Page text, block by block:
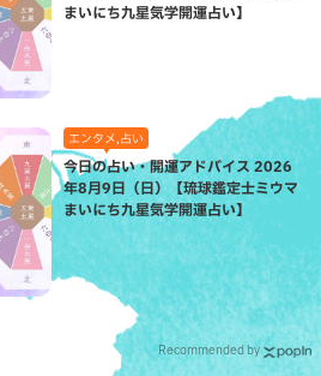
まいにち九星気学開運占い】
エンタメ,占い
今日の占い・開運アドバイス 2026
年8月9日（日）【琉球鑑定士ミウマ
まいにち九星気学開運占い】
Recommended by